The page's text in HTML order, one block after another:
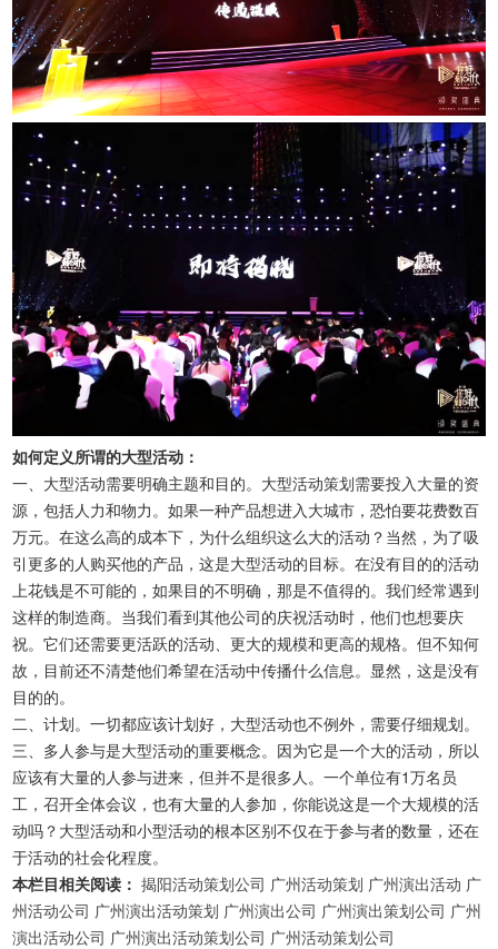
如何定义所谓的大型活动：
一、大型活动需要明确主题和目的。大型活动策划需要投入大量的资
源，包括人力和物力。如果一种产品想进入大城市，恐怕要花费数百
万元。在这么高的成本下，为什么组织这么大的活动？当然，为了吸
引更多的人购买他的产品，这是大型活动的目标。在没有目的的活动
上花钱是不可能的，如果目的不明确，那是不值得的。我们经常遇到
这样的制造商。当我们看到其他公司的庆祝活动时，他们也想要庆
祝。它们还需要更活跃的活动、更大的规模和更高的规格。但不知何
故，目前还不清楚他们希望在活动中传播什么信息。显然，这是没有
目的的。
二、计划。一切都应该计划好，大型活动也不例外，需要仔细规划。
三、多人参与是大型活动的重要概念。因为它是一个大的活动，所以
应该有大量的人参与进来，但并不是很多人。一个单位有1万名员
工，召开全体会议，也有大量的人参加，你能说这是一个大规模的活
动吗？大型活动和小型活动的根本区别不仅在于参与者的数量，还在
于活动的社会化程度。
本栏目相关阅读： 揭阳活动策划公司 广州活动策划 广州演出活动 广
州活动公司 广州演出活动策划 广州演出公司 广州演出策划公司 广州
演出活动公司 广州演出活动策划公司 广州活动策划公司